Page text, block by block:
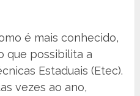
é mais conhecido,
que possibilita a
Estaduais (Etec).
vezes ao ano,